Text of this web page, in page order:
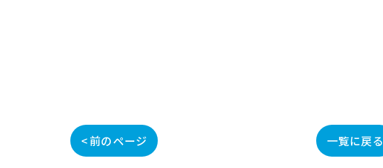
< 前のページ 一覧に戻る